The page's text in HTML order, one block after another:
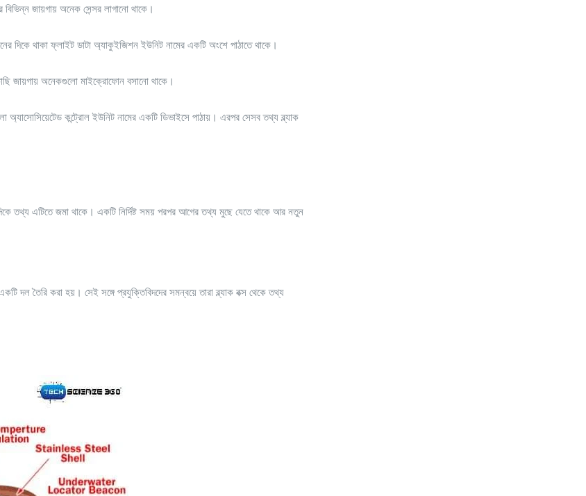
জায়গায় অনেক সেন্সর লাগানো থাকে।
দিকে থাকা ফ্লাইট ডাটা অ্যাকুইজিশন ইউনিট নামের একটি অংশে পাঠাতে থাকে।
জায়গায় অনেকগুলো মাইক্রোফোন বসানো থাকে।
অ্যাসোসিয়েটেড কন্ট্রোল ইউনিট নামের একটি ডিভাইসে পাঠায়। এরপর সেসব তথ্য ব্ল্যাক
তথ্য এটিতে জমা থাকে। একটি নির্দিষ্ট সময় পরপর আগের তথ্য মুছে যেতে থাকে আর নতুন
দল তৈরি করা হয়। সেই সঙ্গে প্রযুক্তিবিদদের সমন্বয়ে তারা ব্ল্যাক বক্স থেকে তথ্য